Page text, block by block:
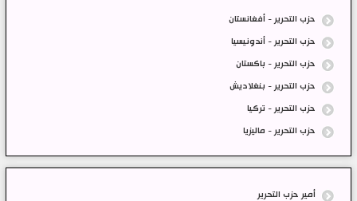
حزب التحرير - أفغانستان
حزب التحرير - أندونيسيا
حزب التحرير - باكستان
حزب التحرير - بنغلاديش
حزب التحرير - تركيا
حزب التحرير - ماليزيا
أمير حزب التحرير